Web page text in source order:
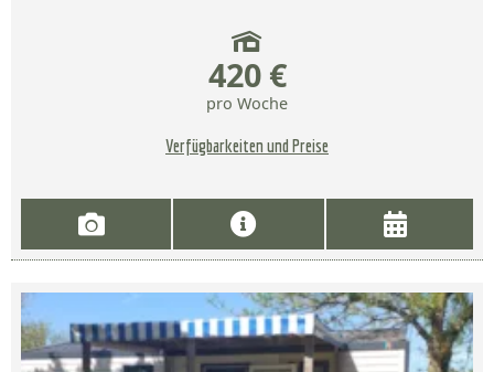
420 €
pro Woche
Verfügbarkeiten und Preise